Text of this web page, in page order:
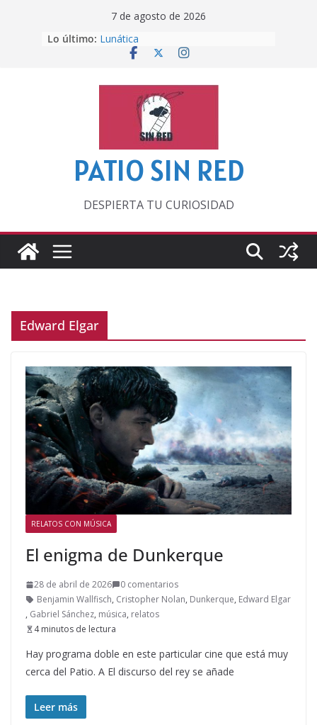
7 de agosto de 2026
Lo último: Lunática
Pero, hasta entonces…
‘La broma infinita’ de recomendar
lecturas veraniegas
Otra del Mundial
PATIO SIN RED
DESPIERTA TU CURIOSIDAD
Edward Elgar
RELATOS CON MÚSICA
El enigma de Dunkerque
28 de abril de 2026
0 comentarios
Benjamin Wallfisch, Cristopher Nolan, Dunkerque, Edward Elgar
, Gabriel Sánchez, música, relatos
4 minutos de lectura
Hay programa doble en este particular cine que está muy
cerca del Patio. A El discurso del rey se añade
Leer más